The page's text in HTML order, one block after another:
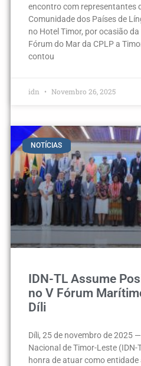
encontro com representantes
Comunidade dos Países de
no Hotel Timor, por ocasião
Fórum do Mar da CPLP a
contou
idn Novembro 26, 2025
NOTÍCIAS
IDN-TL Assume
no V Fórum
Díli
Díli, 25 de novembro de 2025
Nacional de Timor-Leste
honra de atuar como